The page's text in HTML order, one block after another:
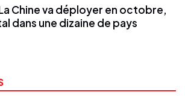
Chine va déployer en octobre,
dans une dizaine de pays